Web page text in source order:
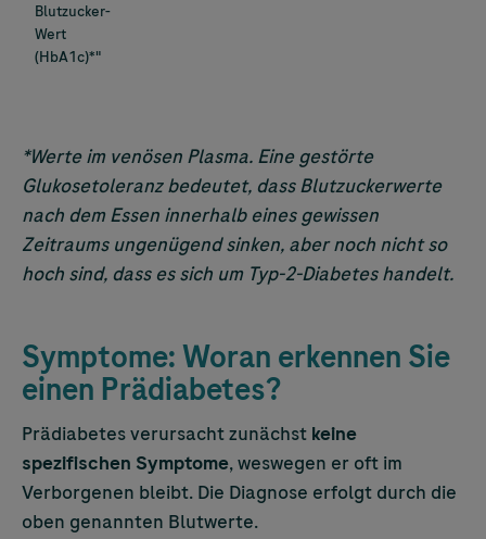
Blutzucker-
Wert
(HbA1c)*"
*Werte im venösen Plasma. Eine gestörte
Glukosetoleranz bedeutet, dass Blutzuckerwerte
nach dem Essen innerhalb eines gewissen
Zeitraums ungenügend sinken, aber noch nicht so
hoch sind, dass es sich um Typ-2-Diabetes handelt.
Symptome: Woran erkennen Sie
einen Prädiabetes?
Prädiabetes verursacht zunächst keine
spezifischen Symptome, weswegen er oft im
Verborgenen bleibt. Die Diagnose erfolgt durch die
oben genannten Blutwerte.